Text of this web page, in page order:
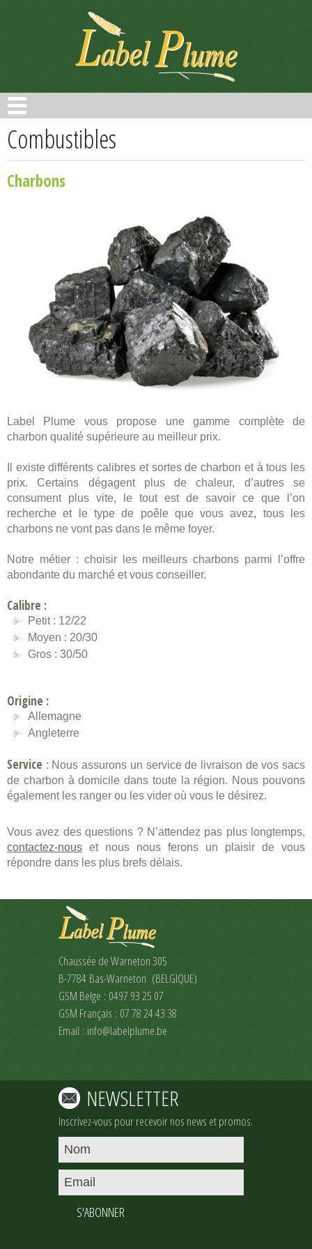
Combustibles
Charbons
Label Plume vous propose une gamme complète de
charbon qualité supérieure au meilleur prix.
Il existe différents calibres et sortes de charbon et à tous les
prix. Certains dégagent plus de chaleur, d’autres se
consument plus vite, le tout est de savoir ce que l’on
recherche et le type de poêle que vous avez, tous les
charbons ne vont pas dans le même foyer.
Notre métier : choisir les meilleurs charbons parmi l’offre
abondante du marché et vous conseiller.
Calibre :
Petit : 12/22
Moyen : 20/30
Gros : 30/50
Origine :
Allemagne
Angleterre
Service : Nous assurons un service de livraison de vos sacs
de charbon à domicile dans toute la région. Nous pouvons
également les ranger ou les vider où vous le désirez.
Vous avez des questions ? N’attendez pas plus longtemps,
contactez-nous et nous nous ferons un plaisir de vous
répondre dans les plus brefs délais.
Chaussée de Warneton 305
B-7784 Bas-Warneton (BELGIQUE)
GSM Belge : 0497 93 25 07
GSM Français : 07 78 24 43 38
Email : info@labelplume.be
NEWSLETTER
Inscrivez-vous pour recevoir nos news et promos.
S'ABONNER